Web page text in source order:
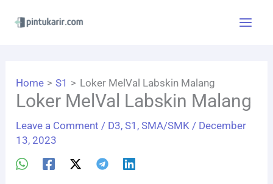
Home S1 Loker MelVal Labskin Malang
Loker MelVal Labskin Malang
Leave a Comment / D3,S1 ,SMA/SMK / December
13, 2023